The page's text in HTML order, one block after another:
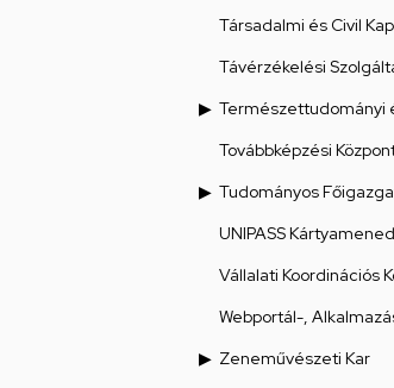
Társadalmi és Civil
Távérzékelési
Természettudományi
Továbbképzési
Tudományos
UNIPASS
Vállalati Koordinációs
Webportál-,
Zeneművészeti Kar